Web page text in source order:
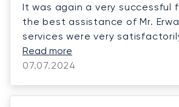
stepped at the LBG Airport
departed. He deserves a salute
Likewise, the entire flight was
executed with superb in-flight
commented by the family. This
ground services of Astonsky
Private Aviation Dammam,
It was again a very successful
the best assistance of Mr.
services were very
salute to Erwann and his entire
Read more
07.07.2024